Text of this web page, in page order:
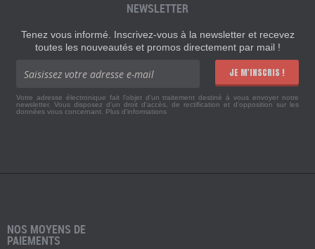
NEWSLETTER
Tenez vous informé. Inscrivez-vous à la newsletter et recevez
toutes les nouveautés et promos directement par mail !
JE M'INSCRIS !
Votre adresse électronique fait l'objet d'un traitement destiné à vous envoyer notre
newsletter. Vous disposez d'un droit d'accès, de rectification et d'opposition sur les
données vous concernant. Plus d'informations
NOS MOYENS DE
PAIEMENTS